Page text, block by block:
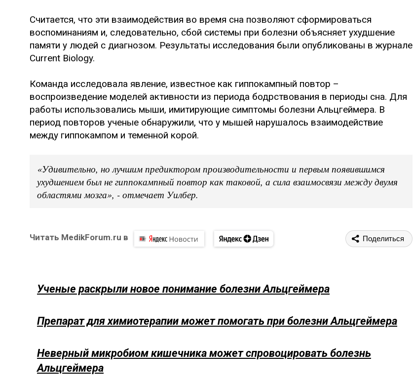
Считается, что эти взаимодействия во время сна позволяют сформироваться
воспоминаниям и, следовательно, сбой системы при болезни объясняет ухудшение
памяти у людей с диагнозом. Результаты исследования были опубликованы в журнале
Current Biology.
Команда исследовала явление, известное как гиппокампный повтор –
воспроизведение моделей активности из периода бодрствования в периоды сна. Для
работы использовались мыши, имитирующие симптомы болезни Альцгеймера. В
период повторов ученые обнаружили, что у мышей нарушалось взаимодействие
между гиппокампом и теменной корой.
«Удивительно, но лучшим предиктором производительности и первым появившимся
ухудшением был не гиппокампный повтор как таковой, а сила взаимосвязи между двумя
областями мозга», - отмечает Уилбер.
Читать MedikForum.ru в Поделиться
Ученые раскрыли новое понимание болезни Альцгеймера
Препарат для химиотерапии может помогать при болезни Альцгеймера
Неверный микробиом кишечника может спровоцировать болезнь
Альцгеймера